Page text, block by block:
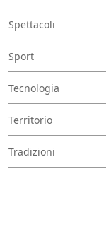
Spettacoli
Sport
Tecnologia
Territorio
Tradizioni